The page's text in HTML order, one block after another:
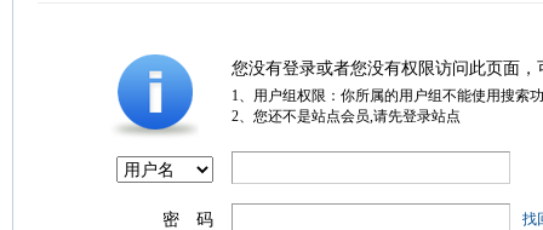
您没有登录或者您没有权限访问此页面
1、用户组权限：你所属的用户组不能使用搜索
2、您还不是站点会员,请先登录站点
密 码 找